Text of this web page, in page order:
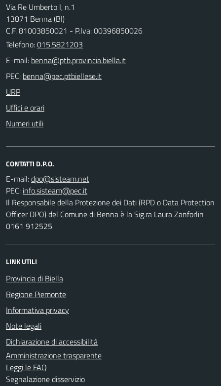
Via Re Umberto I, n.1
13871 Benna (BI)
C.F. 81003850021 - P.Iva: 00396850026
Telefono:015.5821203
E-mail:
PEC:
URP
Uffici e orari
Numeri utili
CONTATTI D.P.O.
E-mail:
PEC:
Il Responsabile della Protezione dei Dati (RPD o Data Protection
Officer DPO) del Comune di Benna è la Sig.ra Laura Zanforlin
0161 912525
LINK UTILI
Provincia di Biella
Regione Piemonte
Informativa privacy
Note legali
Dichiarazione di accessibilità
Amministrazione trasparente
Leggi le FAQ
Segnalazione disservizio